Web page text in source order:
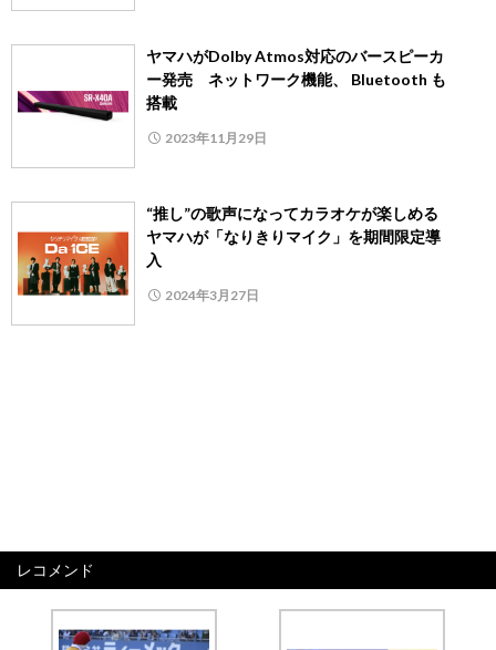
ヤマハがDolby Atmos対応のバースピーカ
ー発売 ネットワーク機能、 Bluetooth も
搭載
2023年11月29日
“推し”の歌声になってカラオケが楽しめる
ヤマハが「なりきりマイク」を期間限定導
入
2024年3月27日
レコメンド